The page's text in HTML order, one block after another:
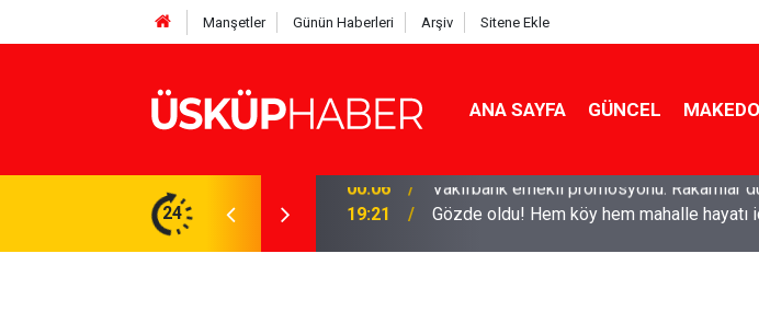
Manşetler Günün Haberleri Arşiv Sitene Ekle
ANA SAYFA GÜNCEL
24 19:21 Gözde oldu! Hem köy hem mahalle